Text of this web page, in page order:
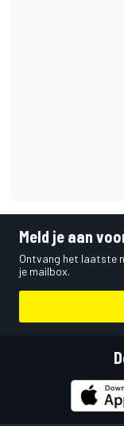
Meld je aan
Ontvang het laatste
je mailbox.